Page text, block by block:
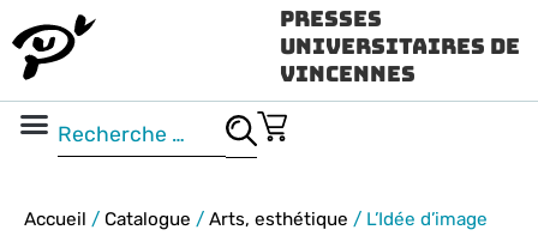
Presses
Universitaires de
Vincennes
Accueil / Catalogue / Arts, esthétique / L’Idée d’image